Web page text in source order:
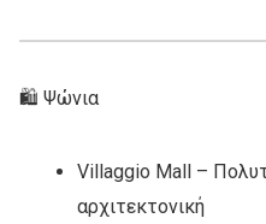
🛍️ Ψώνια
Villaggio Mall –
αρχιτεκτονική